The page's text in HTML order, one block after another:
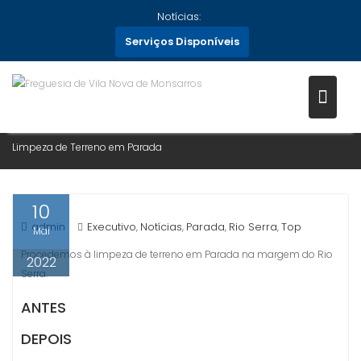
Notícias:
Serviços Disponíveis
LIMPEZA DE TERRENO EM
PARADA
Limpeza de Terreno em Parada
10
Mai
2022
admin Executivo, Notícias, Parada, Rio Serra,Top
Procedemos à limpeza de terreno em Parada na margem do Rio
Serra.
ANTES
DEPOIS